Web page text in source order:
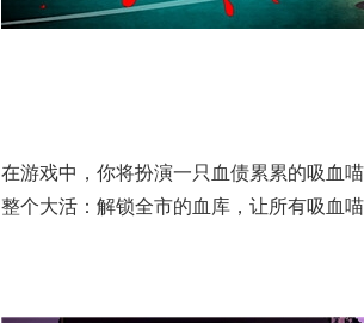
在游戏中，你将扮演一只血债累累的吸血
整个大活：解锁全市的血库，让所有吸血